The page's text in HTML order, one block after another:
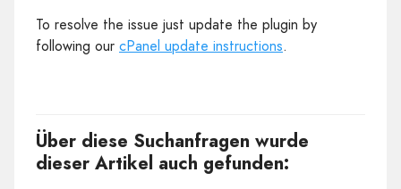
To resolve the issue just update the plugin by
following our cPanel update instructions.
Über diese Suchanfragen wurde
dieser Artikel auch gefunden: